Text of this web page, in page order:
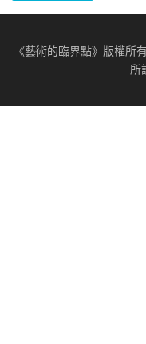
《藝術的臨界點》版權所
所